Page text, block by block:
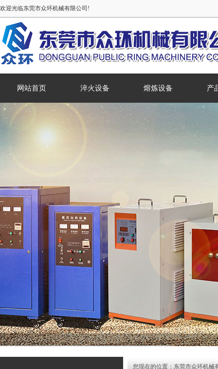
网站首页 淬火设备 熔炼设备 产
欢迎光临东莞市众环机械有限公司!
您现在的位置： 东莞市众环机械